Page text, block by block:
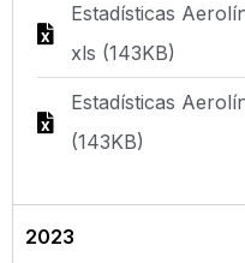
Estadísticas
xls (143KB)
Estadísticas
(143KB)
2023